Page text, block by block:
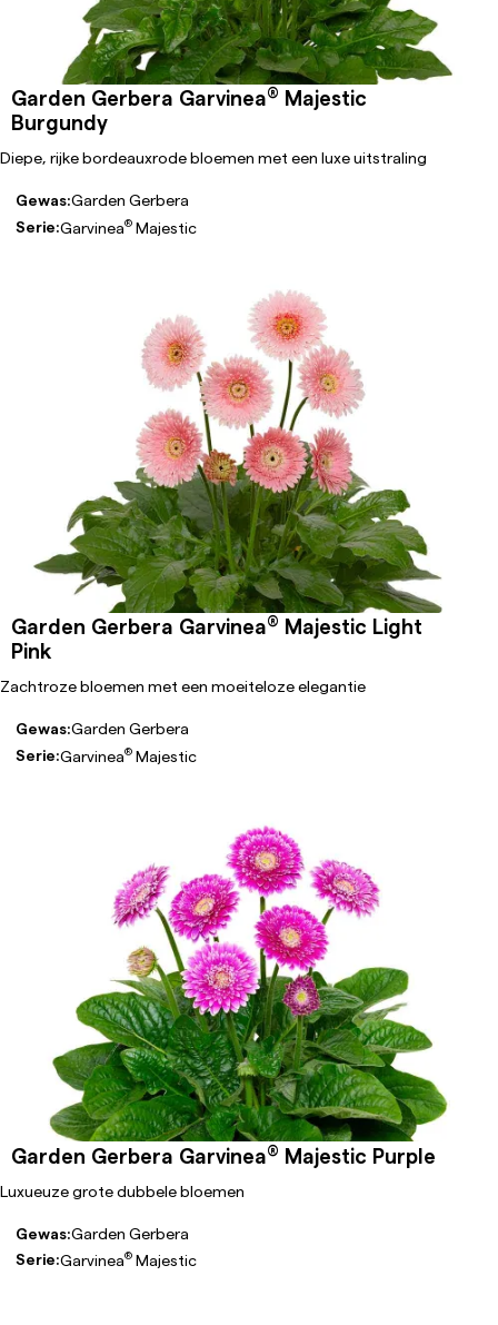
Garden Gerbera Garvinea® Majestic
Burgundy
Diepe, rijke bordeauxrode bloemen met een luxe uitstraling
Gewas:Garden Gerbera
Serie:Garvinea® Majestic
Garden Gerbera Garvinea® Majestic Light
Pink
Zachtroze bloemen met een moeiteloze elegantie
Gewas:Garden Gerbera
Serie:Garvinea® Majestic
Garden Gerbera Garvinea® Majestic Purple
Luxueuze grote dubbele bloemen
Gewas:Garden Gerbera
Serie:Garvinea® Majestic